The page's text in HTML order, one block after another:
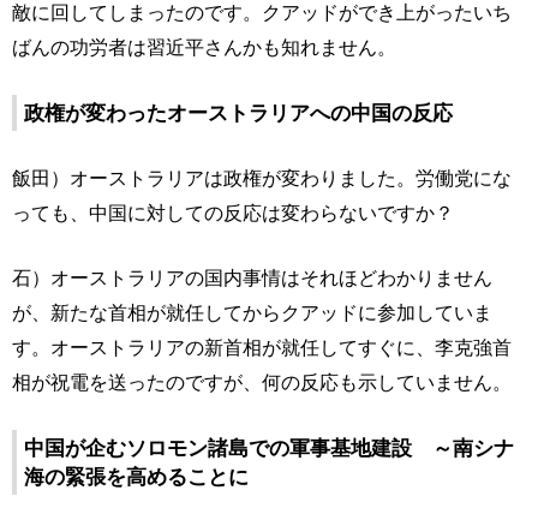
敵に回してしまったのです。クアッドができ上がったいち
ばんの功労者は習近平さんかも知れません。
政権が変わったオーストラリアへの中国の反応
飯田）オーストラリアは政権が変わりました。労働党にな
っても、中国に対しての反応は変わらないですか？
石）オーストラリアの国内事情はそれほどわかりません
が、新たな首相が就任してからクアッドに参加していま
す。オーストラリアの新首相が就任してすぐに、李克強首
相が祝電を送ったのですが、何の反応も示していません。
中国が企むソロモン諸島での軍事基地建設 ～南シナ
海の緊張を高めることに